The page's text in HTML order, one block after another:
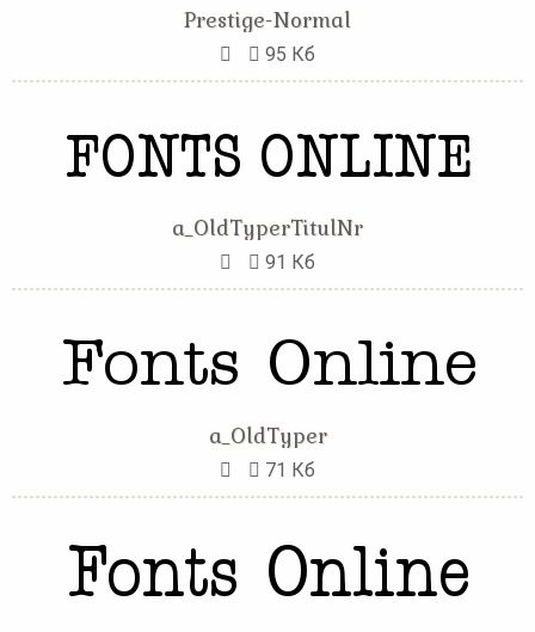
Prestige-Normal
95 Кб
a_OldTyperTitulNr
91 Кб
a_OldTyper
71 Кб